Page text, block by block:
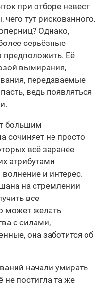
при отборе невест
тут рискованного,
Однако,
серьёзные
Её
вымирания,
передаваемые
ведь появляться
большим
сочиняет не просто
всё заранее
атрибутами
и интерес.
на стремлении
все
может желать
с силами,
она заботится об
начали умирать
не постигла та же